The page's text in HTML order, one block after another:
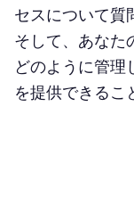
セスについて質
そして、あなた
どのように管理
を提供できるこ